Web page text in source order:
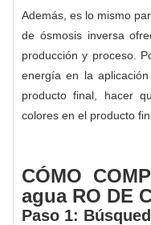
Además, es lo mismo
de ósmosis inversa
producción y proceso.
energía en la
producto final, hacer
colores en el producto
CÓMO
agua RO DE
Paso 1: